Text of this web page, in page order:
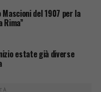
del 1907 per la
Rima”
estate già diverse